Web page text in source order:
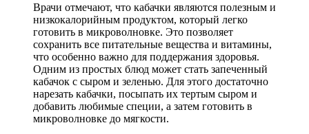
Врачи отмечают, что кабачки являются полезным и
низкокалорийным продуктом, который легко
готовить в микроволновке. Это позволяет
сохранить все питательные вещества и витамины,
что особенно важно для поддержания здоровья.
Одним из простых блюд может стать запеченный
кабачок с сыром и зеленью. Для этого достаточно
нарезать кабачки, посыпать их тертым сыром и
добавить любимые специи, а затем готовить в
микроволновке до мягкости.